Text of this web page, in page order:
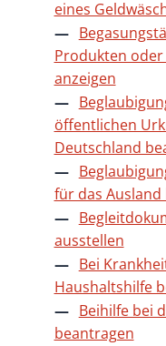
eines
Produkten
anzeigen
öffentlichen
Deutschland
für das
ausstellen
Bei
Haushaltshilfe
Beihilfe bei
beantragen